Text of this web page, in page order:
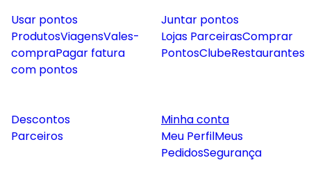
Usar pontos
ProdutosViagensVales-
compraPagar fatura
com pontos
Juntar pontos
Lojas ParceirasComprar
PontosClubeRestaurantes
Descontos
Parceiros
Minha conta
Meu PerfilMeus
PedidosSegurança